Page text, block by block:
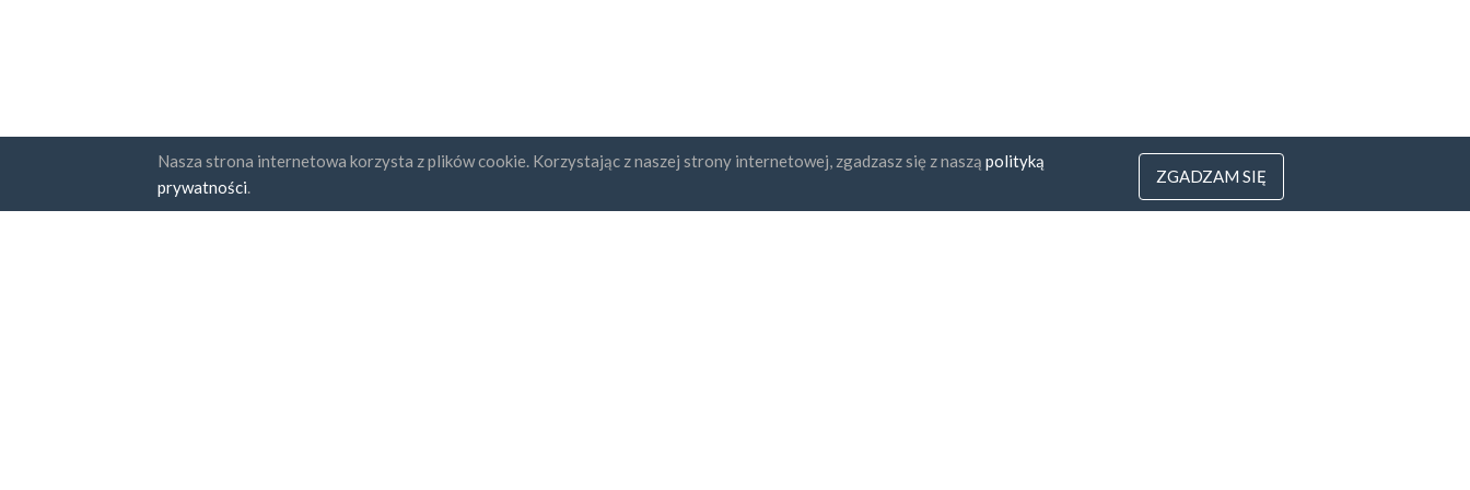
Nasza strona internetowa korzysta z plików cookie. Korzystając z naszej strony internetowej, zgadzasz się z nasząpolityką
prywatności
ZGADZAM SIĘ